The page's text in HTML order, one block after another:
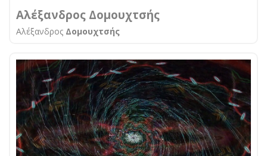
Αλέξανδρος Δομουχτσής
Αλέξανδρος Δομουχτσής